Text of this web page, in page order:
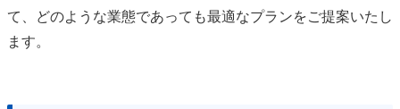
て、どのような業態であっても最適なプランをご提案いたし
ます。